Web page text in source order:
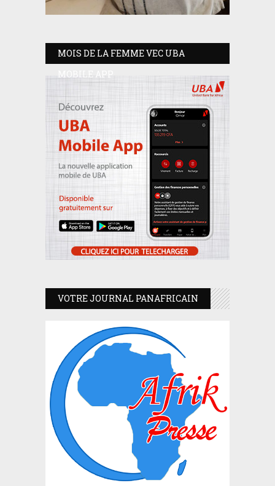
MOIS DE LA FEMME VEC UBA
MOBILE APP
VOTRE JOURNAL PANAFRICAIN